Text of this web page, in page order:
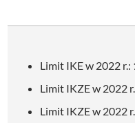
Limit IKE w 2022 r.:
Limit IKZE w 2022
Limit IKZE w 2022